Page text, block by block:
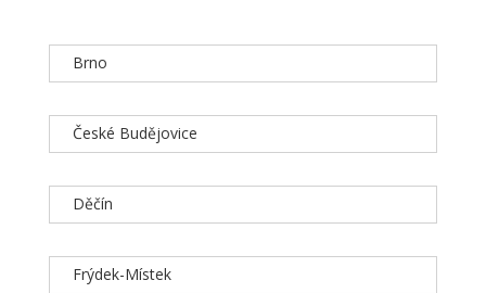
Brno
České Budějovice
Děčín
Frýdek-Místek